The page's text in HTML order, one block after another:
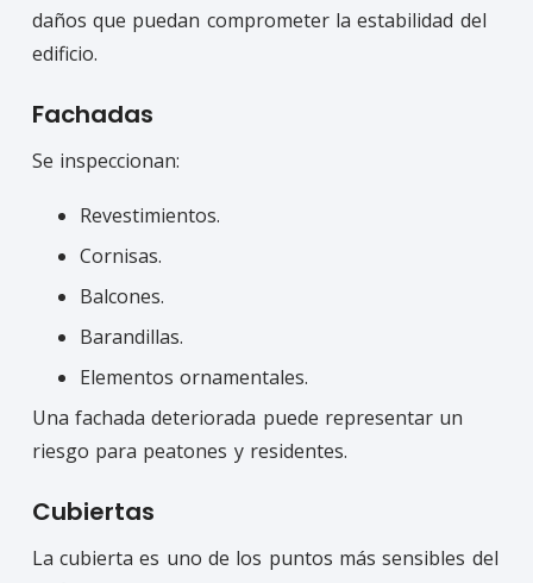
daños que puedan comprometer la estabilidad del
edificio.
Fachadas
Se inspeccionan:
Revestimientos.
Cornisas.
Balcones.
Barandillas.
Elementos ornamentales.
Una fachada deteriorada puede representar un
riesgo para peatones y residentes.
Cubiertas
La cubierta es uno de los puntos más sensibles del